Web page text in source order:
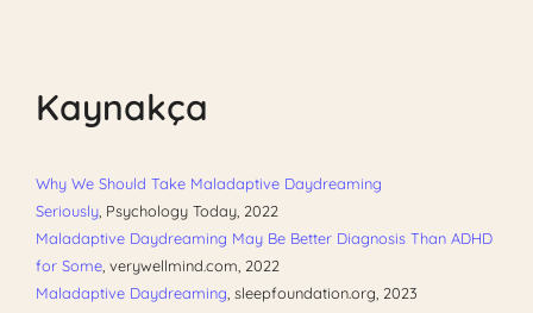
Kaynakça
Why We Should Take Maladaptive Daydreaming
Seriously Psychology Today, 2022
Maladaptive Daydreaming May Be Better Diagnosis Than ADHD
for Some verywellmind.com, 2022
Maladaptive Daydreaming sleepfoundation.org, 2023